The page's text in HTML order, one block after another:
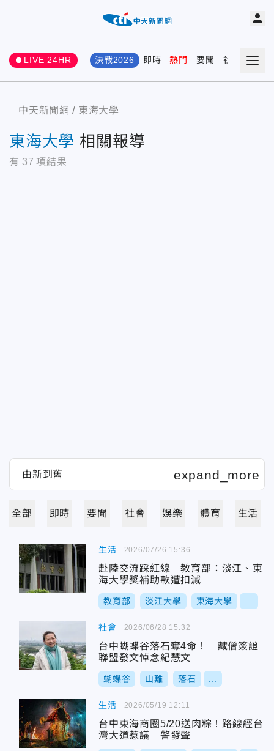
LIVE 24HR 決戰2026 即時 熱門 要聞 社會 娛樂
中天新聞網 東海大學
東海大學 相關報導
有 37 項結果
全部 即時 要聞 社會 娛樂 體育 生活
生活
赴陸交流踩紅線 教育部：淡江、東
海大學獎補助款遭扣減
教育部 淡江大學 東海大學
2026/07/26 15:36
社會
台中蝴蝶谷落石奪4命！ 藏僧簽證
聯盟發文悼念紀慧文
蝴蝶谷 山難 落石
2026/06/28 15:32
生活
台中東海商圈5/20送肉粽！路線經台
灣大道惹議 警發聲
2026/05/19 12:11